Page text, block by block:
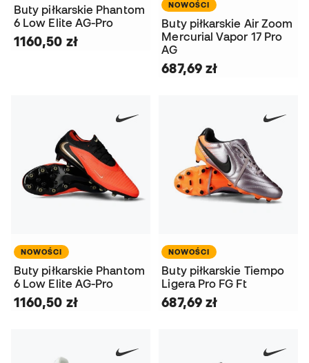
Buty piłkarskie Phantom
6 Low Elite AG-Pro
1160,50 zł
NOWOŚCI
Buty piłkarskie Air Zoom
Mercurial Vapor 17 Pro
AG
687,69 zł
NOWOŚCI
Buty piłkarskie Phantom
6 Low Elite AG-Pro
1160,50 zł
NOWOŚCI
Buty piłkarskie Tiempo
Ligera Pro FG Ft
687,69 zł